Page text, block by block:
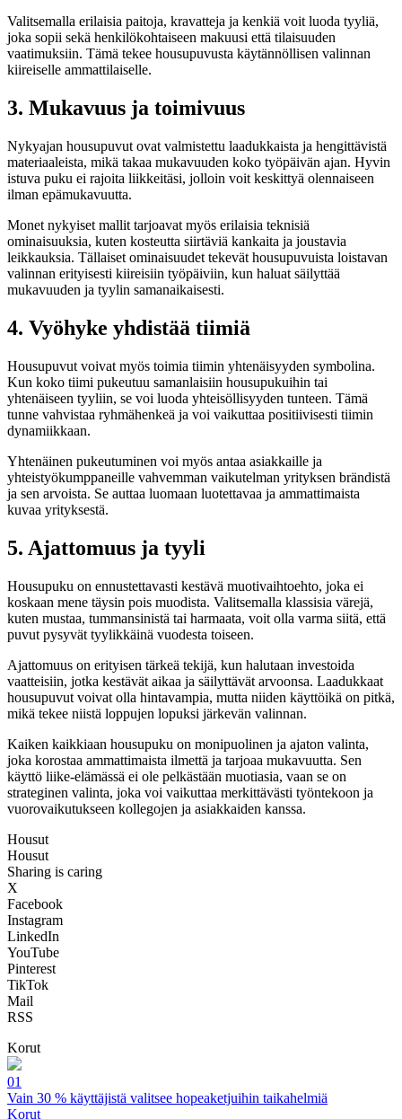
Valitsemalla erilaisia paitoja, kravatteja ja kenkiä voit luoda tyyliä,
joka sopii sekä henkilökohtaiseen makuusi että tilaisuuden
vaatimuksiin. Tämä tekee housupuvusta käytännöllisen valinnan
kiireiselle ammattilaiselle.
3. Mukavuus ja toimivuus
Nykyajan housupuvut ovat valmistettu laadukkaista ja hengittävistä
materiaaleista, mikä takaa mukavuuden koko työpäivän ajan. Hyvin
istuva puku ei rajoita liikkeitäsi, jolloin voit keskittyä olennaiseen
ilman epämukavuutta.
Monet nykyiset mallit tarjoavat myös erilaisia teknisiä
ominaisuuksia, kuten kosteutta siirtäviä kankaita ja joustavia
leikkauksia. Tällaiset ominaisuudet tekevät housupuvuista loistavan
valinnan erityisesti kiireisiin työpäiviin, kun haluat säilyttää
mukavuuden ja tyylin samanaikaisesti.
4. Vyöhyke yhdistää tiimiä
Housupuvut voivat myös toimia tiimin yhtenäisyyden symbolina.
Kun koko tiimi pukeutuu samanlaisiin housupukuihin tai
yhtenäiseen tyyliin, se voi luoda yhteisöllisyyden tunteen. Tämä
tunne vahvistaa ryhmähenkeä ja voi vaikuttaa positiivisesti tiimin
dynamiikkaan.
Yhtenäinen pukeutuminen voi myös antaa asiakkaille ja
yhteistyökumppaneille vahvemman vaikutelman yrityksen brändistä
ja sen arvoista. Se auttaa luomaan luotettavaa ja ammattimaista
kuvaa yrityksestä.
5. Ajattomuus ja tyyli
Housupuku on ennustettavasti kestävä muotivaihtoehto, joka ei
koskaan mene täysin pois muodista. Valitsemalla klassisia värejä,
kuten mustaa, tummansinistä tai harmaata, voit olla varma siitä, että
puvut pysyvät tyylikkäinä vuodesta toiseen.
Ajattomuus on erityisen tärkeä tekijä, kun halutaan investoida
vaatteisiin, jotka kestävät aikaa ja säilyttävät arvoonsa. Laadukkaat
housupuvut voivat olla hintavampia, mutta niiden käyttöikä on pitkä,
mikä tekee niistä loppujen lopuksi järkevän valinnan.
Kaiken kaikkiaan housupuku on monipuolinen ja ajaton valinta,
joka korostaa ammattimaista ilmettä ja tarjoaa mukavuutta. Sen
käyttö liike-elämässä ei ole pelkästään muotiasia, vaan se on
strateginen valinta, joka voi vaikuttaa merkittävästi työntekoon ja
vuorovaikutukseen kollegojen ja asiakkaiden kanssa.
Housut
Housut
Sharing is caring
X
Facebook
Instagram
LinkedIn
YouTube
Pinterest
TikTok
Mail
RSS
Korut
01
Vain 30 % käyttäjistä valitsee hopeaketjuihin taikahelmiä
Korut